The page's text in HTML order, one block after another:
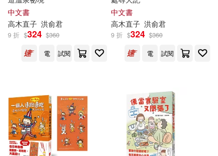
中文書
高木直子 洪俞君
9 折 $324 $360
電
試閱
中文書
高木直子 洪俞君
9 折 $324 $360
電
試閱